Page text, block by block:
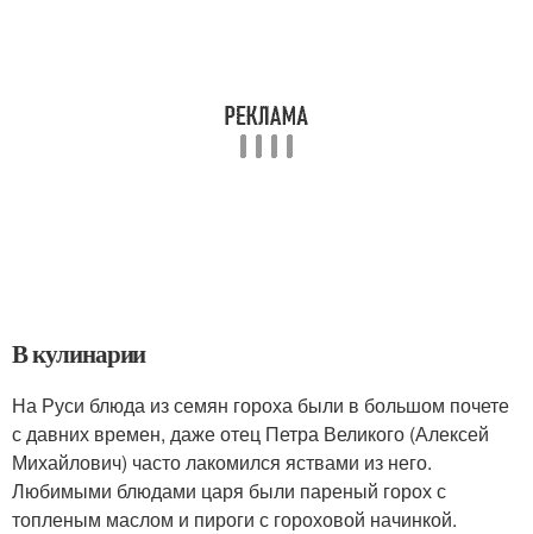
В кулинарии
На Руси блюда из семян гороха были в большом почете
с давних времен, даже отец Петра Великого (Алексей
Михайлович) часто лакомился яствами из него.
Любимыми блюдами царя были пареный горох с
топленым маслом и пироги с гороховой начинкой.